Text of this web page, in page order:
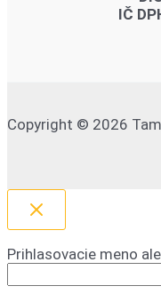
IČ
Copyright © 2026
Prihlasovacie meno